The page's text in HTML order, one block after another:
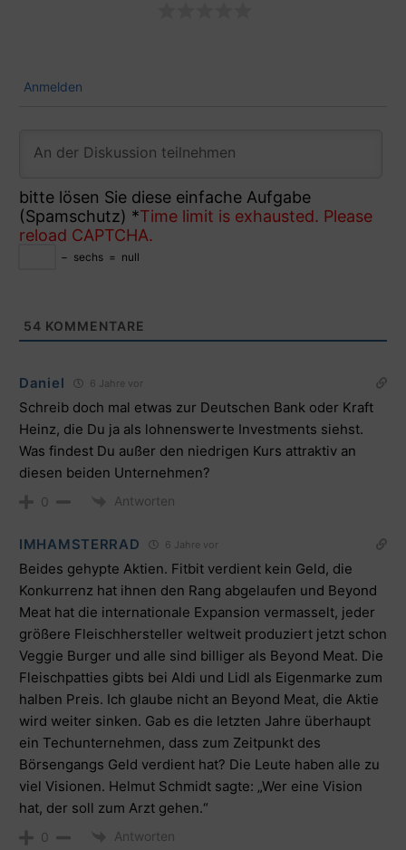
Anmelden
bitte lösen Sie diese einfache Aufgabe
(Spamschutz) *Time limit is exhausted. Please
reload CAPTCHA.
− sechs = null
54 KOMMENTARE
Daniel 6 Jahre vor
Schreib doch mal etwas zur Deutschen Bank oder Kraft
Heinz, die Du ja als lohnenswerte Investments siehst.
Was findest Du außer den niedrigen Kurs attraktiv an
diesen beiden Unternehmen?
0 Antworten
IMHAMSTERRAD 6 Jahre vor
Beides gehypte Aktien. Fitbit verdient kein Geld, die
Konkurrenz hat ihnen den Rang abgelaufen und Beyond
Meat hat die internationale Expansion vermasselt, jeder
größere Fleischhersteller weltweit produziert jetzt schon
Veggie Burger und alle sind billiger als Beyond Meat. Die
Fleischpatties gibts bei Aldi und Lidl als Eigenmarke zum
halben Preis. Ich glaube nicht an Beyond Meat, die Aktie
wird weiter sinken. Gab es die letzten Jahre überhaupt
ein Techunternehmen, dass zum Zeitpunkt des
Börsengangs Geld verdient hat? Die Leute haben alle zu
viel Visionen. Helmut Schmidt sagte: „Wer eine Vision
hat, der soll zum Arzt gehen.“
0 Antworten